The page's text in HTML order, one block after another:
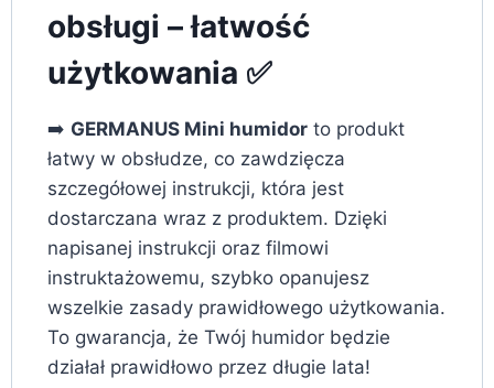
obsługi – łatwość
użytkowania ✅
➡️ GERMANUS Mini humidor to produkt
łatwy w obsłudze, co zawdzięcza
szczegółowej instrukcji, która jest
dostarczana wraz z produktem. Dzięki
napisanej instrukcji oraz filmowi
instruktażowemu, szybko opanujesz
wszelkie zasady prawidłowego użytkowania.
To gwarancja, że Twój humidor będzie
działał prawidłowo przez długie lata!